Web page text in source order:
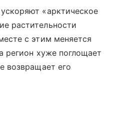
«арктическое
растительности
с этим меняется
регион хуже поглощает
возвращает его